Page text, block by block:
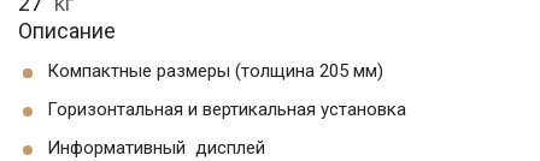
Описание
Компактные размеры (толщина 205 мм)
Горизонтальная и вертикальная установка
Информативный дисплей